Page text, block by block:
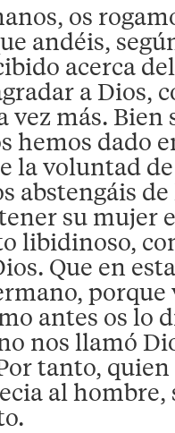
os
andéis,
acerca
a Dios,
vez más. Bien
hemos dado
la voluntad
abstengáis
su mujer
libidinoso,
Que en
antes os lo
nos llamó
tanto,
al hombre,